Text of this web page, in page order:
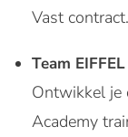
Vast
Team
Ontwikkel je
Academy